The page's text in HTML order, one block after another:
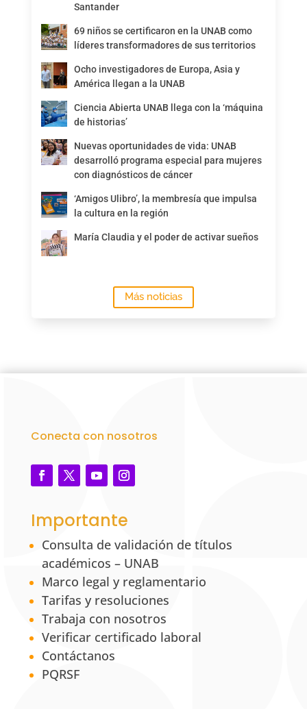
Santander
69 niños se certificaron en la UNAB como
líderes transformadores de sus territorios
Ocho investigadores de Europa, Asia y
América llegan a la UNAB
Ciencia Abierta UNAB llega con la ‘máquina
de historias’
Nuevas oportunidades de vida: UNAB
desarrolló programa especial para mujeres
con diagnósticos de cáncer
‘Amigos Ulibro’, la membresía que impulsa
la cultura en la región
María Claudia y el poder de activar sueños
Más noticias
Conecta con nosotros
Importante
Consulta de validación de títulos
académicos – UNAB
Marco legal y reglamentario
Tarifas y resoluciones
Trabaja con nosotros
Verificar certificado laboral
Contáctanos
PQRSF